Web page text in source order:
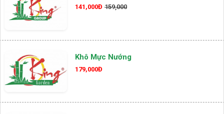
141,000Đ 159,000
Khô Mực Nướng
179,000Đ